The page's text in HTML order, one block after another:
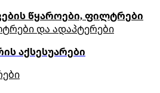
წყაროები, ფილტრები
და ადაპტერები
აქსესუარები